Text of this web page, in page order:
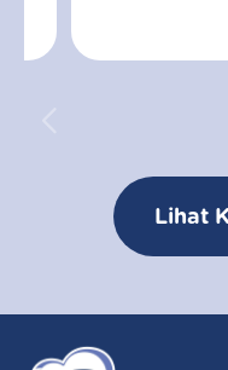
Lihat